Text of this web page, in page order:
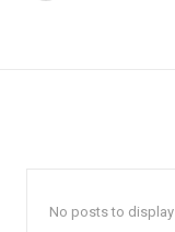
No posts to display